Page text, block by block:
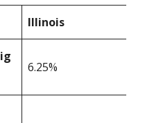
Illinois
6.25%